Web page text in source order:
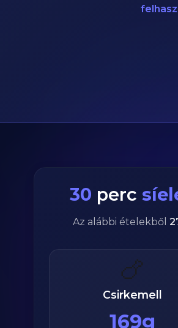
30 perc
Az alábbi ételekből
🍗
Csirkemell
169g